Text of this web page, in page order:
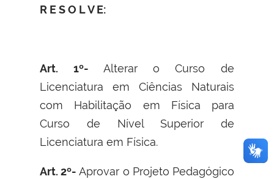
R E S O L V E:
Art. 1º- Alterar o Curso de
Licenciatura em Ciências Naturais
com Habilitação em Física para
Curso de Nível Superior de
Licenciatura em Física.
Art. 2º-Aprovar o Projeto Pedagógico